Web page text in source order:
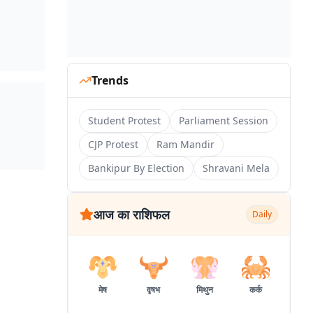
Trends
Student Protest
Parliament Session
CJP Protest
Ram Mandir
Bankipur By Election
Shravani Mela
आज का राशिफल Daily
मेष वृषभ मिथुन कर्क